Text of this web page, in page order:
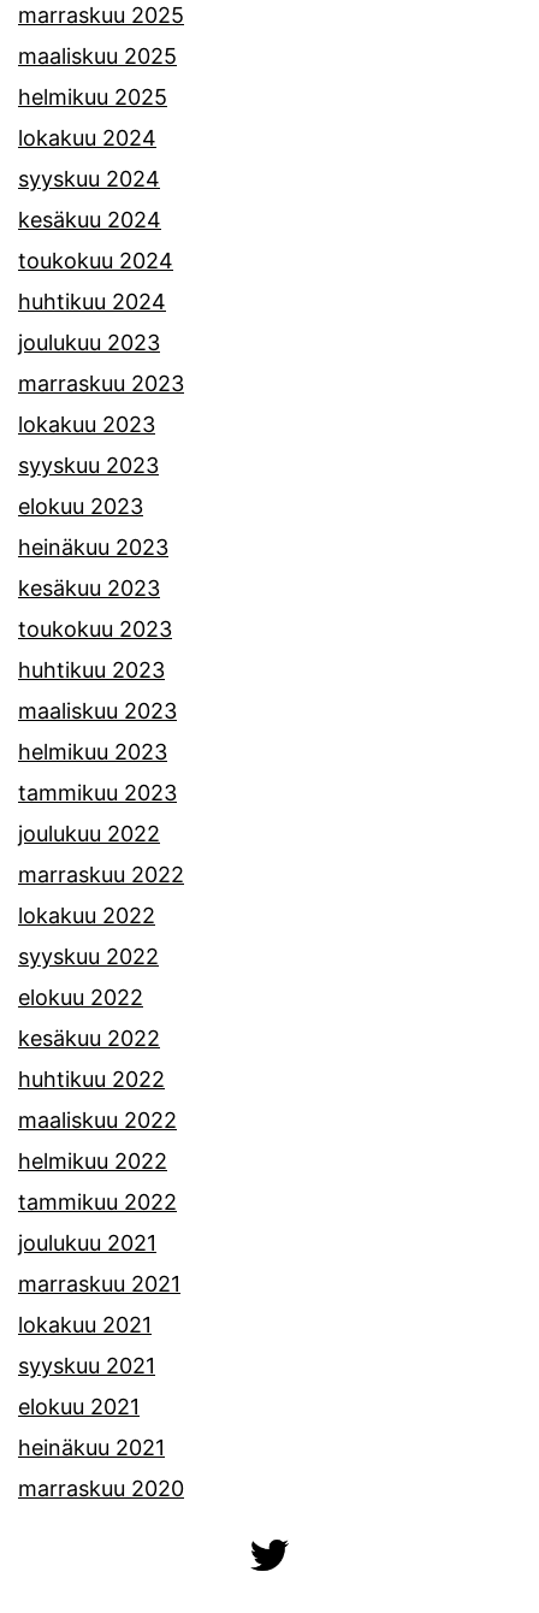
marraskuu 2025
maaliskuu 2025
helmikuu 2025
lokakuu 2024
syyskuu 2024
kesäkuu 2024
toukokuu 2024
huhtikuu 2024
joulukuu 2023
marraskuu 2023
lokakuu 2023
syyskuu 2023
elokuu 2023
heinäkuu 2023
kesäkuu 2023
toukokuu 2023
huhtikuu 2023
maaliskuu 2023
helmikuu 2023
tammikuu 2023
joulukuu 2022
marraskuu 2022
lokakuu 2022
syyskuu 2022
elokuu 2022
kesäkuu 2022
huhtikuu 2022
maaliskuu 2022
helmikuu 2022
tammikuu 2022
joulukuu 2021
marraskuu 2021
lokakuu 2021
syyskuu 2021
elokuu 2021
heinäkuu 2021
marraskuu 2020